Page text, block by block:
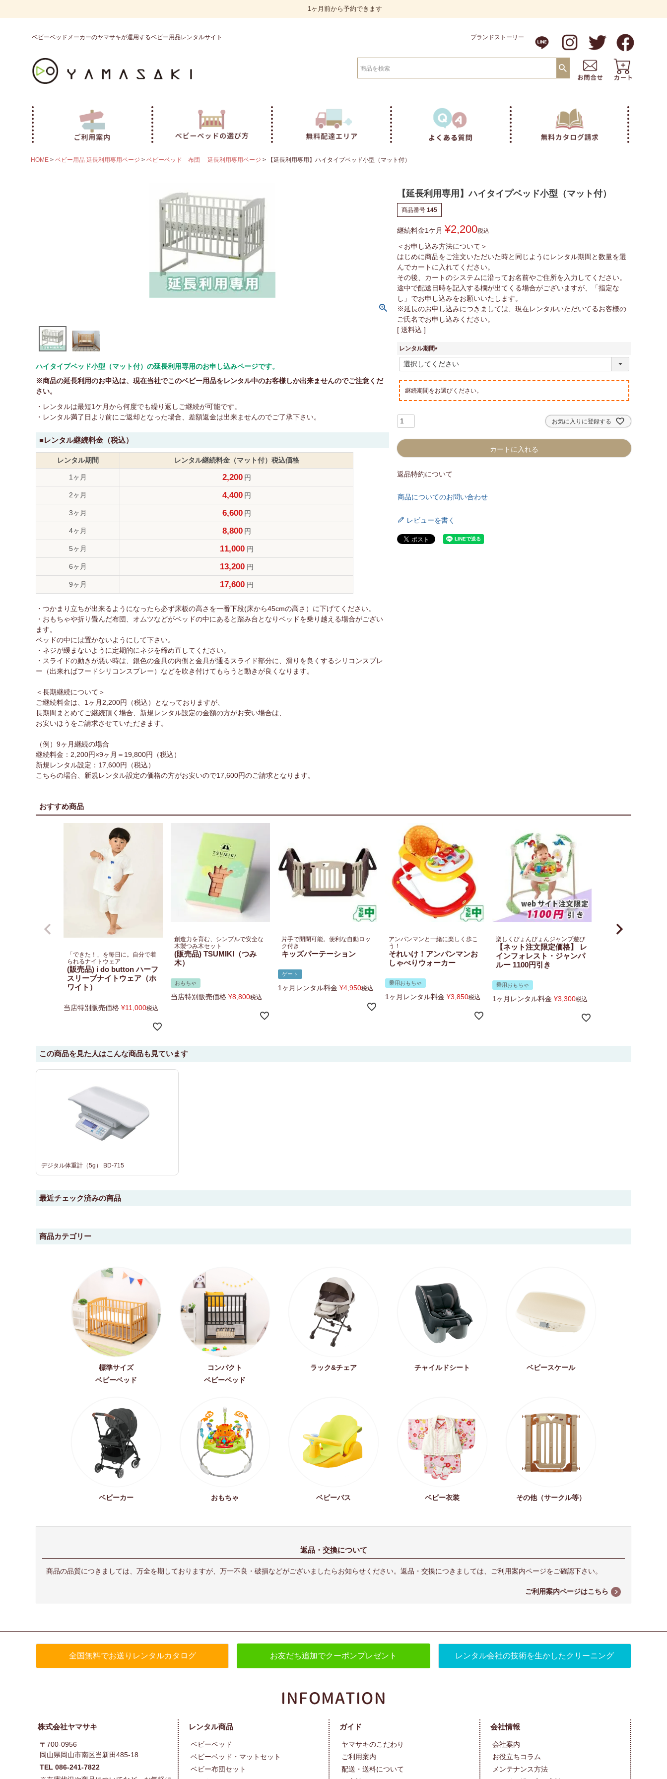
1ヶ月前から予約できます
ベビーベッドメーカーのヤマサキが運用するベビー用品レンタルサイト ブランドストーリー
HOME ベビー用品 延長利用専用ページ ベビーベッド 布団 延長利用専用ページ 【延長利用専用】ハイタイプベッド小型（マット付）
ハイタイプベッド小型（マット付）の延長利用専用のお申し込みページです。
※商品の延長利用のお申込は、現在当社でこのベビー用品をレンタル中のお客様しか出来ませんのでご注意くだ
さい。
・レンタルは最短1ケ月から何度でも繰り返しご継続が可能です。
・レンタル満了日より前にご返却となった場合、差額返金は出来ませんのでご了承下さい。
■レンタル継続料金（税込）
レンタル期間 レンタル継続料金（マット付）税込価格
1ヶ月 2,200 円
2ヶ月 4,400 円
3ヶ月 6,600 円
4ヶ月 8,800 円
5ヶ月 11,000 円
6ヶ月 13,200 円
9ヶ月 17,600 円
・つかまり立ちが出来るようになったら必ず床板の高さを一番下段(床から45cmの高さ）に下げてください。
・おもちゃや折り畳んだ布団、オムツなどがベッドの中にあると踏み台となりベッドを乗り越える場合がござい
ます。
ベッドの中には置かないようにして下さい。
・ネジが緩まないように定期的にネジを締め直してください。
・スライドの動きが悪い時は、銀色の金具の内側と金具が通るスライド部分に、滑りを良くするシリコンスプレ
ー（出来ればフードシリコンスプレー）などを吹き付けてもらうと動きが良くなります。
＜長期継続について＞
ご継続料金は、1ヶ月2,200円（税込）となっておりますが、
長期間まとめてご継続頂く場合、新規レンタル設定の金額の方がお安い場合は、
お安いほうをご請求させていただきます。
（例）9ヶ月継続の場合
継続料金：2,200円×9ヶ月＝19,800円（税込）
新規レンタル設定：17,600円（税込）
こちらの場合、新規レンタル設定の価格の方がお安いので17,600円のご請求となります。
【延長利用専用】ハイタイプベッド小型（マット付）
商品番号 145
継続料金1ケ月 ¥2,200税込
＜お申し込み方法について＞
はじめに商品をご注文いただいた時と同じようにレンタル期間と数量を選
んでカートに入れてください。
その後、カートのシステムに沿ってお名前やご住所を入力してください。
途中で配送日時を記入する欄が出てくる場合がございますが、「指定な
し」でお申し込みをお願いいたします。
※延長のお申し込みにつきましては、現在レンタルいただいてるお客様の
ご氏名でお申し込みください。
送料込
レンタル期間
(
必
継続期間をお選びください。
お気に入りに登録する
カートに入れる
返品特約について
商品についてのお問い合わせ
レビューを書く
おすすめ商品
「できた！」を毎日に。自分で着
られるナイトウェア
(販売品) i do button ハーフ
スリーブナイトウェア（ホ
ワイト）
当店特別販売価格 ¥11,000税込
創造力を育む、シンプルで安全な
木製つみ木セット
(販売品) TSUMIKI（つみ
木）
おもちゃ
当店特別販売価格 ¥8,800税込
片手で開閉可能。便利な自動ロッ
ク付き
キッズパーテーション
ゲート
1ヶ月レンタル料金 ¥4,950税込
アンパンマンと一緒に楽しく歩こ
う！
それいけ！アンパンマンお
しゃべりウォーカー
乗用おもちゃ
1ヶ月レンタル料金 ¥3,850税込
楽しくぴょんぴょんジャンプ遊び
【ネット注文限定価格】 レ
インフォレスト・ジャンパ
ルー 1100円引き
乗用おもちゃ
1ヶ月レンタル料金 ¥3,300税込
この商品を見た人はこんな商品も見ています
デジタル体重計（5g） BD-715
最近チェック済みの商品
商品カテゴリー
標準サイズ
ベビーベッド
コンパクト
ベビーベッド
ラック&チェア チャイルドシート ベビースケール
ベビーカー おもちゃ ベビーバス ベビー衣装 その他（サークル等）
返品・交換について
商品の品質につきましては、万全を期しておりますが、万一不良・破損などがございましたらお知らせください。返品・交換につきましては、ご利用案内ページをご確認下さい。
ご利用案内ページはこちら
全国無料でお送りレンタルカタログ お友だち追加でクーポンプレゼント レンタル会社の技術を生かしたクリーニング
株式会社ヤマサキ
〒700-0956
岡山県岡山市南区当新田485-18
TEL 086-241-7822
レンタル商品
ベビーベッド
ベビーベッド・マットセット
ベビー布団セット
ガイド
ヤマサキのこだわり
ご利用案内
配送・送料について
会社情報
会社案内
お役立ちコラム
メンテナンス方法